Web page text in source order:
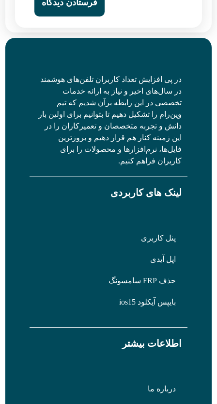
در پی افزایش تعداد کاربران تلفن‌های هوشمند
در سال‌های اخیر و نیاز به ارائه خدمات
تخصصی در این رابطه برآن شدیم که تیم
وین‌رام را تشکیل دهیم تا بتوانیم برای اولین بار
دانش و تجربه متخصصان و تعمیرکاران را در
این زمینه کنار هم قرار دهیم و بروزترین
فایل‌ها، نرم‌افزارها و محصولات را برای
کاربران فراهم کنیم.
لینک های کاربردی
پنل کاربری
اپل آیدی
حذف FRP سامسونگ
بایپس آیکلود ios15
اطلاعات بیشتر
درباره ما